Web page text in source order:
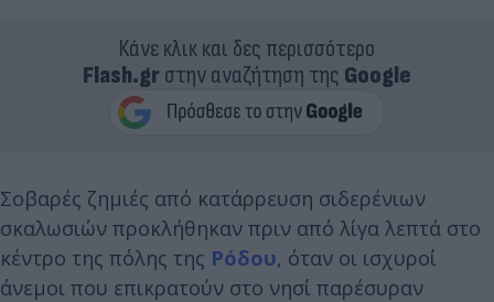
Κάνε κλικ και δες περισσότερο
Flash.grστην αναζήτηση της Google
Σοβαρές ζημιές από κατάρρευση σιδερένιων
σκαλωσιών προκλήθηκαν πριν από λίγα λεπτά στο
κέντρο της πόλης της Ρόδου, όταν οι ισχυροί
άνεμοι που επικρατούν στο νησί παρέσυραν